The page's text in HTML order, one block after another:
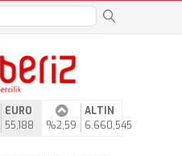
EURO
55,188
%2,59
ALTIN
6.660,545